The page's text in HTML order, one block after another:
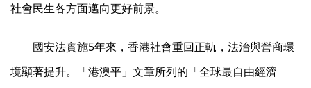
社會民生各方面邁向更好前景。
國安法實施5年來，香港社會重回正軌，法治與營商環
境顯著提升。「港澳平」文章所列的「全球最自由經濟